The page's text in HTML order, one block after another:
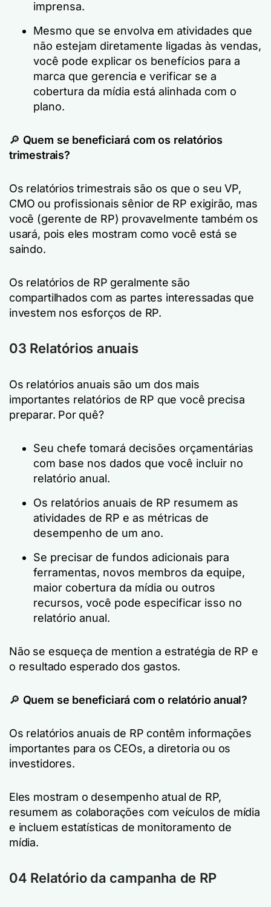
imprensa.
Mesmo que se envolva em atividades que
não estejam diretamente ligadas às vendas,
você pode explicar os benefícios para a
marca que gerencia e verificar se a
cobertura da mídia está alinhada com o
plano.
🔎 Quem se beneficiará com os relatórios
trimestrais?
Os relatórios trimestrais são os que o seu VP,
CMO ou profissionais sênior de RP exigirão, mas
você (gerente de RP) provavelmente também os
usará, pois eles mostram como você está se
saindo.
Os relatórios de RP geralmente são
compartilhados com as partes interessadas que
investem nos esforços de RP.
03 Relatórios anuais
Os relatórios anuais são um dos mais
importantes relatórios de RP que você precisa
preparar. Por quê?
Seu chefe tomará decisões orçamentárias
com base nos dados que você incluir no
relatório anual.
Os relatórios anuais de RP resumem as
atividades de RP e as métricas de
desempenho de um ano.
Se precisar de fundos adicionais para
ferramentas, novos membros da equipe,
maior cobertura da mídia ou outros
recursos, você pode especificar isso no
relatório anual.
Não se esqueça de mention a estratégia de RP e
o resultado esperado dos gastos.
🔎 Quem se beneficiará com o relatório anual?
Os relatórios anuais de RP contêm informações
importantes para os CEOs, a diretoria ou os
investidores.
Eles mostram o desempenho atual de RP,
resumem as colaborações com veículos de mídia
e incluem estatísticas de monitoramento de
mídia.
04 Relatório da campanha de RP